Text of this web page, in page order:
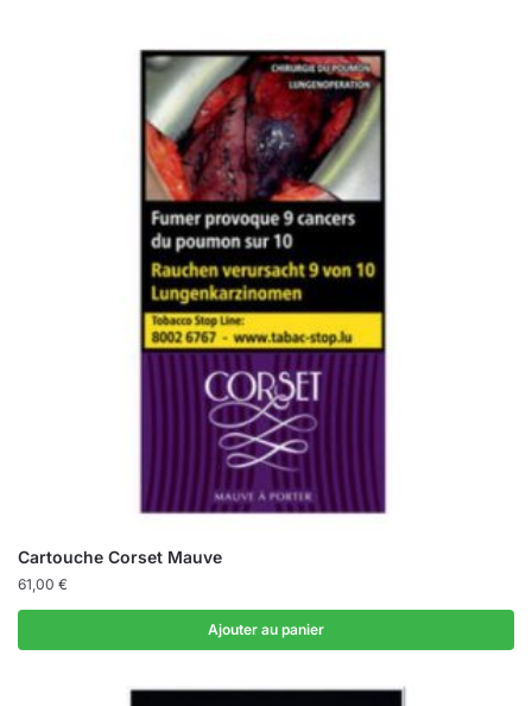
Cartouche Corset Mauve
61,00 €
Ajouter au panier